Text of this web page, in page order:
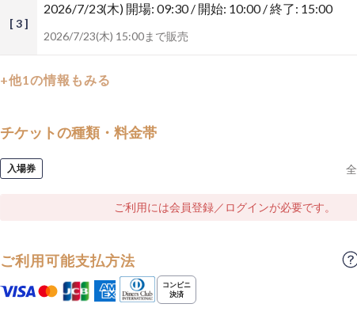
[ 3 ]
2026/7/23(木) 開場: 09:30 / 開始: 10:00 / 終了: 15:00
2026/7/23(木) 15:00まで販売
+他1の情報もみる
チケットの種類・料金帯
入場券 全
ご利用には会員登録／ログインが必要です。
ご利用可能支払方法